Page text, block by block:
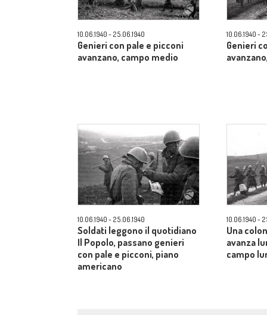
10.06.1940 - 25.06.1940
Genieri con pale e picconi
avanzano, campo medio
10.06.1940 -
Genieri
10.06.1940 - 25.06.1940
Soldati leggono il quotidiano
Il Popolo, passano genieri
con pale e picconi, piano
americano
10.06.1940 -
Una
avanza
campo